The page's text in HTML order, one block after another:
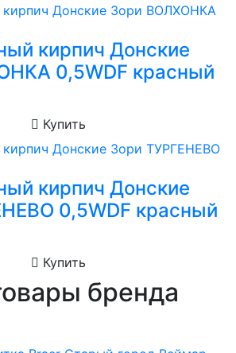
кирпич Донские
0,5WDF красный
Купить
кирпич Донские
0,5WDF красный
Купить
бренда